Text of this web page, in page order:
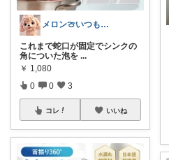
メロン🍈いつも感謝様✨️
これまで蛇口が固定でシンクの
角についた泡を ...
￥ 1,080
0 0 3
コレ いいね